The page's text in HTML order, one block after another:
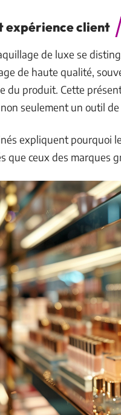
expérience client
de luxe se
de haute qualité,
du produit. Cette
seulement un outil
expliquent pourquoi
que ceux des marques